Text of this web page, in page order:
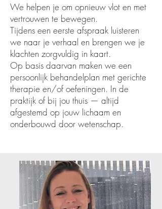
We helpen je om opnieuw vlot en met
vertrouwen te bewegen.
Tijdens een eerste afspraak luisteren
we naar je verhaal en brengen we je
klachten zorgvuldig in kaart.
Op basis daarvan maken we een
persoonlijk behandelplan met gerichte
therapie en/of oefeningen. In de
praktijk of bij jou thuis — altijd
afgestemd op jouw lichaam en
onderbouwd door wetenschap.